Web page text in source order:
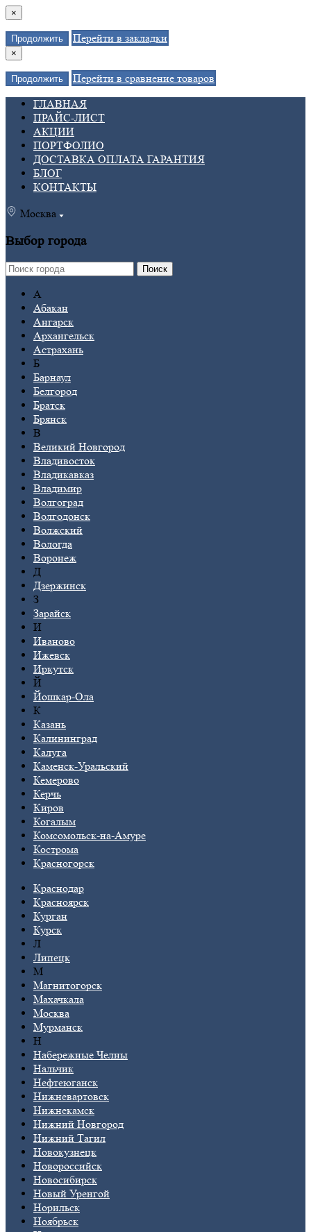
×
Продолжить Перейти в закладки
×
Продолжить
Перейти в сравнение товаров
ГЛАВНАЯ
ПРАЙС-ЛИСТ
АКЦИИ
ПОРТФОЛИО
ДОСТАВКА ОПЛАТА ГАРАНТИЯ
БЛОГ
КОНТАКТЫ
Москва
Выбор города
Поиск
А
Абакан
Ангарск
Архангельск
Астрахань
Б
Барнаул
Белгород
Братск
Брянск
В
Великий Новгород
Владивосток
Владикавказ
Владимир
Волгоград
Волгодонск
Волжский
Вологда
Воронеж
Д
Дзержинск
З
Зарайск
И
Иваново
Ижевск
Иркутск
Й
Йошкар-Ола
К
Казань
Калининград
Калуга
Каменск-Уральский
Кемерово
Керчь
Киров
Когалым
Комсомольск-на-Амуре
Кострома
Красногорск
Краснодар
Красноярск
Курган
Курск
Л
Липецк
М
Магнитогорск
Махачкала
Москва
Мурманск
Н
Набережные Челны
Нальчик
Нефтеюганск
Нижневартовск
Нижнекамск
Нижний Новгород
Нижний Тагил
Новокузнецк
Новороссийск
Новосибирск
Новый Уренгой
Норильск
Ноябрьск